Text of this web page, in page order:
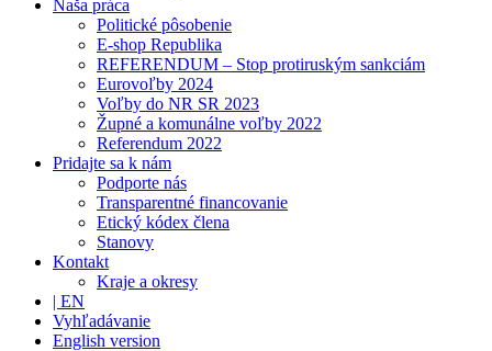
Naša práca
Politické pôsobenie
E-shop Republika
REFERENDUM – Stop protiruským sankciám
Eurovoľby 2024
Voľby do NR SR 2023
Župné a komunálne voľby 2022
Referendum 2022
Pridajte sa k nám
Podporte nás
Transparentné financovanie
Etický kódex člena
Stanovy
Kontakt
Kraje a okresy
| EN
Vyhľadávanie
English version